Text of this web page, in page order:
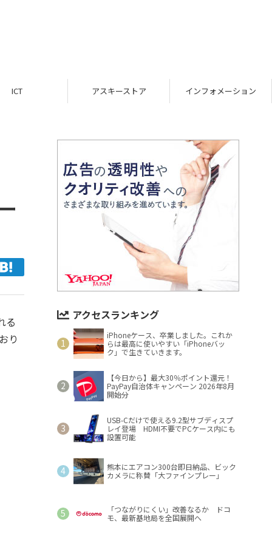
ICT アスキーストア インフォメーション
る
り
アクセスランキング
iPhoneケース、卒業しました。これか
らは最高に使いやすい「iPhoneバッ
ク」で生きていきます。
【今日から】最大30％ポイント還元！
PayPay自治体キャンペーン 2026年8月
開始分
USB-Cだけで使える9.2型サブディスプ
レイ登場 HDMI不要でPCケース内にも
設置可能
熊本にエアコン300台即日納品、ビック
カメラに称賛「大ファインプレー」
「つながりにくい」改善なるか ドコ
モ、最新基地局を全国展開へ